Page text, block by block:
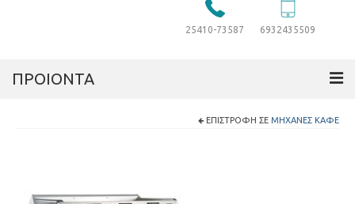
25410-73587 6932435509
ΠΡΟΙΟΝΤΑ
ΕΠΙΣΤΡΟΦΉ ΣΕ ΜΗΧΑΝΈΣ ΚΑΦΈ